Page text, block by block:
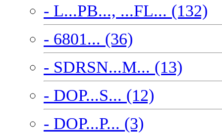
- L...PB..., ...FL... (132)
- 6801... (36)
- SDRSN...M... (13)
- DOP...S... (12)
- DOP...P... (3)